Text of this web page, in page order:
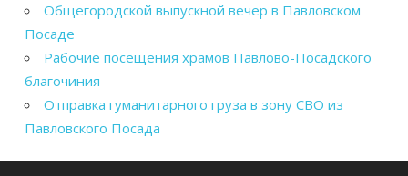
Общегородской выпускной вечер в Павловском
Посаде
Рабочие посещения храмов Павлово-Посадского
благочиния
Отправка гуманитарного груза в зону СВО из
Павловского Посада